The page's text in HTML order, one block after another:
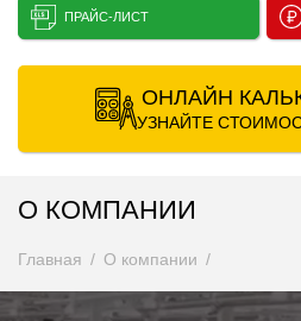
ПРАЙС-ЛИСТ
ОНЛАЙН
УЗНАЙТЕ
О КОМПАНИИ
Главная О компании